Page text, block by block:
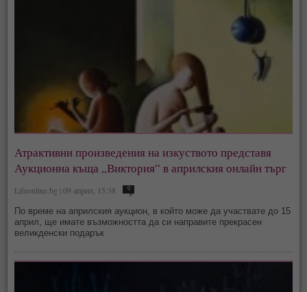
Атрактивни произведения на изкуството представя
Аукционна къща „Виктория“ в априлския онлайн търг
Lifeonline.bg | 09 април, 15:38 0
По време на априлския аукцион, в който може да участвате до 15
април, ще имате възможността да си направите прекрасен
великденски подарък